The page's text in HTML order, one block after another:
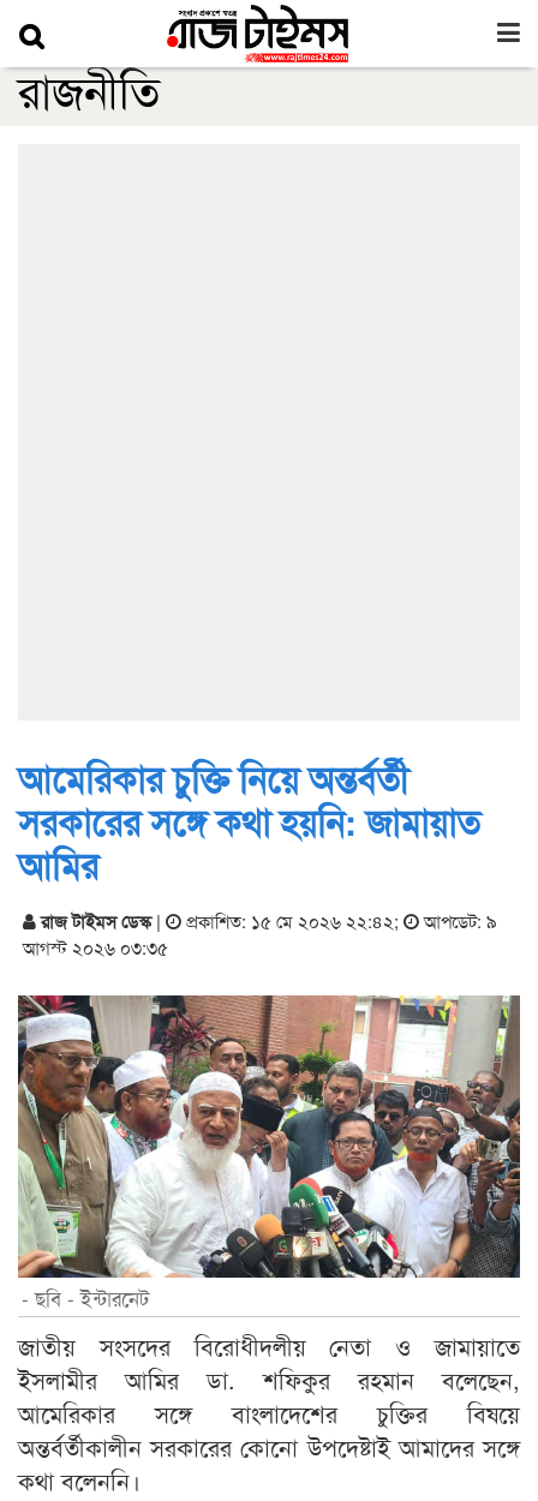
রাজনীতি
আমেরিকার চুক্তি নিয়ে অন্তর্বর্তী
সরকারের সঙ্গে কথা হয়নি: জামায়াত
আমির
রাজ টাইমস ডেস্ক| প্রকাশিত: ১৫ মে ২০২৬ ২২:৪২;
আপডেট: ৯
আগস্ট ২০২৬ ০৩:৩৫
- ছবি - ইন্টারনেট
জাতীয় সংসদের বিরোধীদলীয় নেতা ও জামায়াতে
ইসলামীর আমির ডা. শফিকুর রহমান বলেছেন,
আমেরিকার সঙ্গে বাংলাদেশের চুক্তির বিষয়ে
অন্তর্বর্তীকালীন সরকারের কোনো উপদেষ্টাই আমাদের সঙ্গে
কথা বলেননি।